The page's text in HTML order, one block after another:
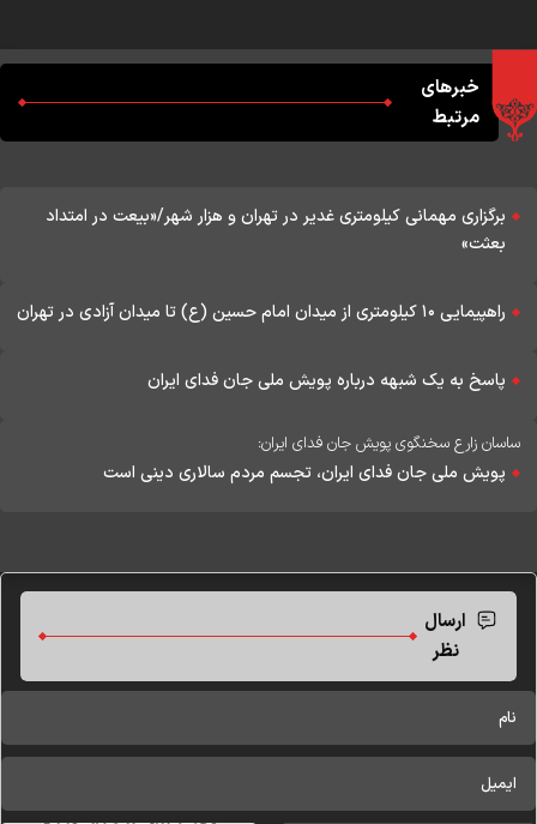
خبرهای
مرتبط
برگزاری مهمانی کیلومتری غدیر در تهران و هزار شهر/«بیعت در امتداد
بعثت»
راهپیمایی ۱۰ کیلومتری از میدان امام حسین (ع) تا میدان آزادی در تهران
پاسخ به یک شبهه درباره پویش ملی جان فدای ایران
ساسان زارع سخنگوی پویش جان فدای ایران:
پویش ملی جان فدای ایران، تجسم مردم سالاری دینی است
ارسال
نظر